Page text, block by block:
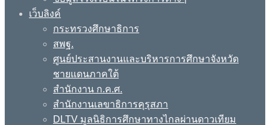
เว็บลิงค์
กระทรวงศึกษาธิการ
สพฐ.
ศูนย์ประสานงานและบริหารการศึกษาจังหวัด
ชายแดนภาคใต้
สำนักงาน ก.ค.ศ.
สำนักงานเลขาธิการคุรุสภา
DLTV มูลนิธิการศึกษาทางไกลผ่านดาวเทียม